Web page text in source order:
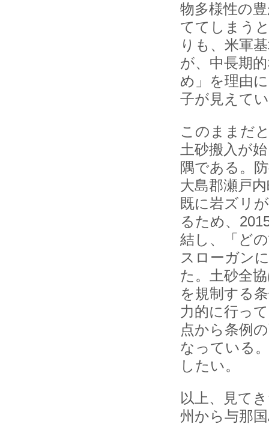
物多様性の
ててしまう
りも、米軍
が、中長期
め」を理由
子が見えて
このままだ
土砂搬入が
隅である。
大島郡瀬戸
既に岩ズリ
るため、
結し、「ど
スローガン
た。土砂全
を規制する
力的に行っ
点から条例
なっている
したい。
以上、見て
州から与那